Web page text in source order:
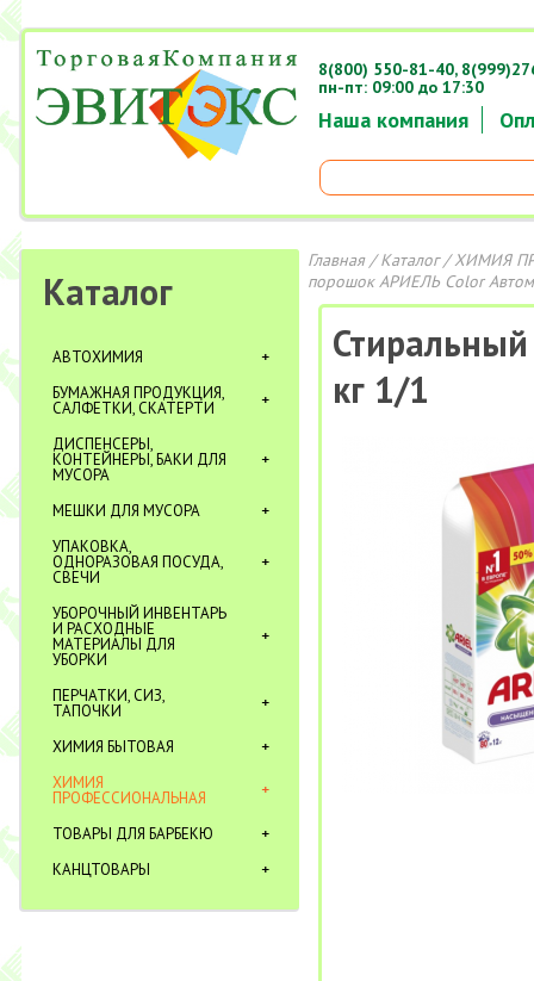
Наша компания
8(800) 550-81-40,
пн-пт: 09:00 до 17:30
Каталог
АВТОХИМИЯ
БУМАЖНАЯ ПРОДУКЦИЯ,
САЛФЕТКИ, СКАТЕРТИ
ДИСПЕНСЕРЫ,
КОНТЕЙНЕРЫ, БАКИ ДЛЯ
МУСОРА
МЕШКИ ДЛЯ МУСОРА
УПАКОВКА,
ОДНОРАЗОВАЯ ПОСУДА,
СВЕЧИ
УБОРОЧНЫЙ ИНВЕНТАРЬ
И РАСХОДНЫЕ
МАТЕРИАЛЫ ДЛЯ
УБОРКИ
ПЕРЧАТКИ, СИЗ,
ТАПОЧКИ
ХИМИЯ БЫТОВАЯ
ХИМИЯ
ПРОФЕССИОНАЛЬНАЯ
ТОВАРЫ ДЛЯ БАРБЕКЮ
КАНЦТОВАРЫ
Главная/Каталог/ХИМИЯ
порошок АРИЕЛЬ Color
кг 1/1